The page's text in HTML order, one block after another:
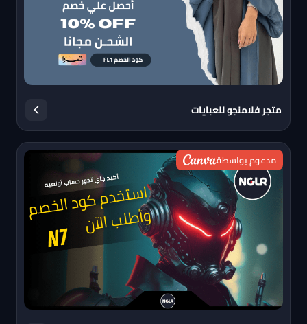
متجر فلامنجو للعبايات
مدعوم بواسطة